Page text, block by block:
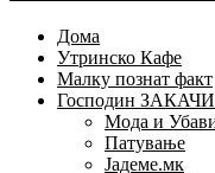
Дома
Утринско Кафе
Малку познат факт
Господин ЗАКАЧИ
Мода и
Патување
Јадеме.мк